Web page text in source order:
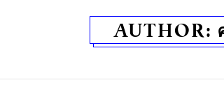
AUTHOR: